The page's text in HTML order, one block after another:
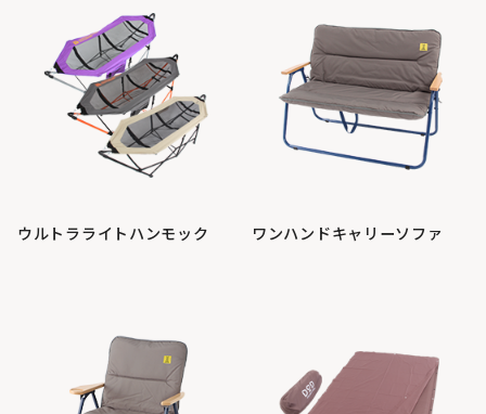
ウルトラライトハンモック ワンハンドキャリーソファ